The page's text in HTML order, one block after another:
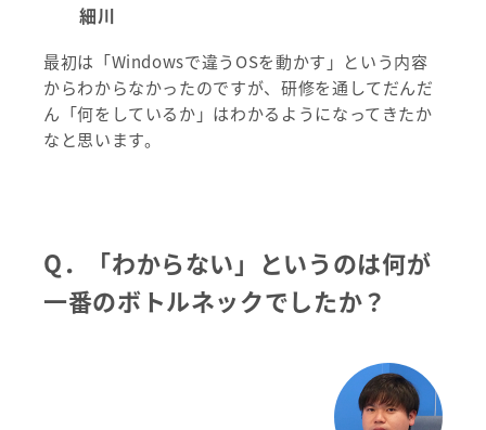
細川
最初は「Windowsで違うOSを動かす」という内容
からわからなかったのですが、研修を通してだんだ
ん「何をしているか」はわかるようになってきたか
なと思います。
Q．
「わからない」というのは何が
一番のボトルネックでしたか？